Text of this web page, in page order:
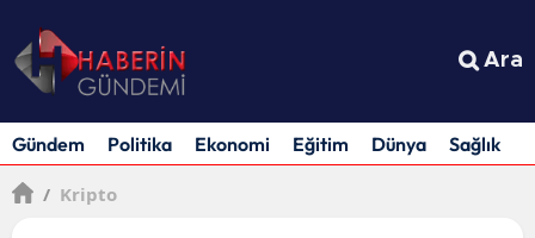
Ara
Gündem Politika Ekonomi Eğitim Dünya Sağlık
/ Kripto